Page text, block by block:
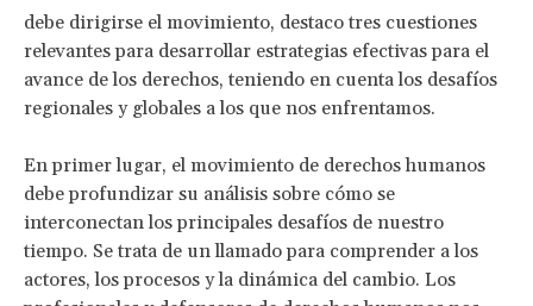
debe dirigirse el movimiento, destaco tres cuestiones
relevantes para desarrollar estrategias efectivas para el
avance de los derechos, teniendo en cuenta los desafíos
regionales y globales a los que nos enfrentamos.
En primer lugar, el movimiento de derechos humanos
debe profundizar su análisis sobre cómo se
interconectan los principales desafíos de nuestro
tiempo. Se trata de un llamado para comprender a los
actores, los procesos y la dinámica del cambio. Los